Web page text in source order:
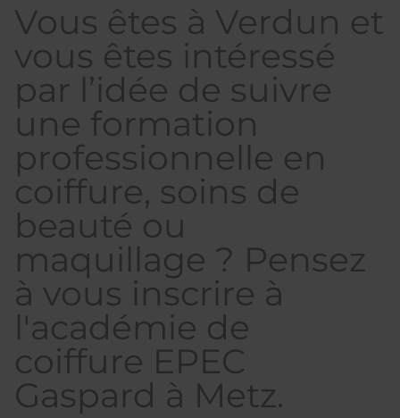
Vous êtes à Verdun et
vous êtes intéressé
par l’idée de suivre
une formation
professionnelle en
coiffure, soins de
beauté ou
maquillage ? Pensez
à vous inscrire à
l'académie de
coiffure EPEC
Gaspard à Metz.